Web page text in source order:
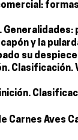
capón y la
su
Carnes Aves